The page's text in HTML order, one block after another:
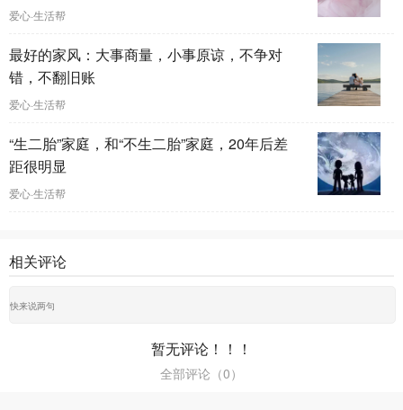
爱心·生活帮
最好的家风：大事商量，小事原谅，不争对
错，不翻旧账
爱心·生活帮
“生二胎”家庭，和“不生二胎”家庭，20年后差
距很明显
爱心·生活帮
相关评论
暂无评论！！！
全部评论（0）